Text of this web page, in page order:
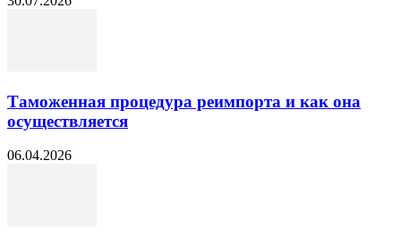
Таможенная процедура реимпорта и как она
осуществляется
06.04.2026